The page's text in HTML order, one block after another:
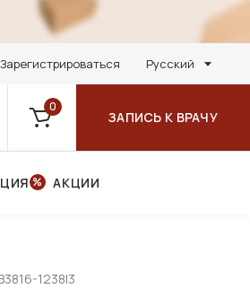
Русский
0
ЗАПИСЬ К ВРАЧУ
АКЦИИ
1238I3